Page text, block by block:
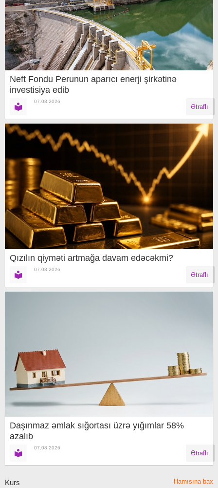
Neft Fondu Perunun aparıcı enerji şirkətinə
investisiya edib
07.08.2026
Ətraflı
Qızılın qiyməti artmağa davam edəcəkmi?
07.08.2026
Ətraflı
Daşınmaz əmlak sığortası üzrə yığımlar 58%
azalıb
07.08.2026
Ətraflı
Kurs Hamısına bax